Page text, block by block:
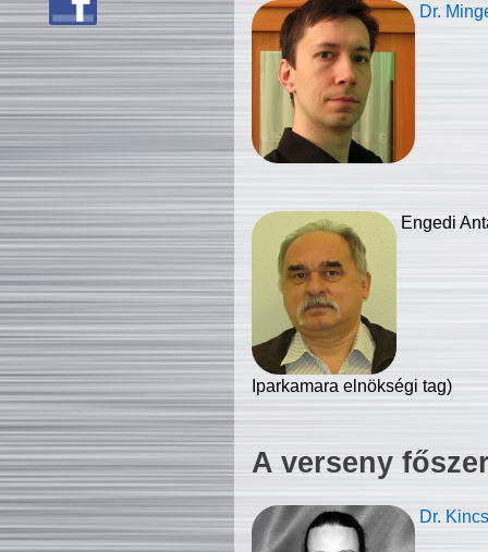
Dr.
Engedi
Iparkamara elnökségi tag)
A verseny
Dr.